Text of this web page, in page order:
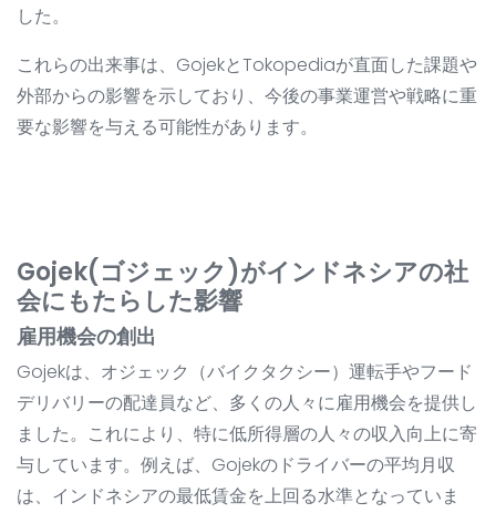
した。
これらの出来事は、GojekとTokopediaが直面した課題や
外部からの影響を示しており、今後の事業運営や戦略に重
要な影響を与える可能性があります。
Gojek(ゴジェック)がインドネシアの社
会にもたらした影響
雇用機会の創出
Gojekは、オジェック（バイクタクシー）運転手やフード
デリバリーの配達員など、多くの人々に雇用機会を提供し
ました。これにより、特に低所得層の人々の収入向上に寄
与しています。例えば、Gojekのドライバーの平均月収
は、インドネシアの最低賃金を上回る水準となっていま